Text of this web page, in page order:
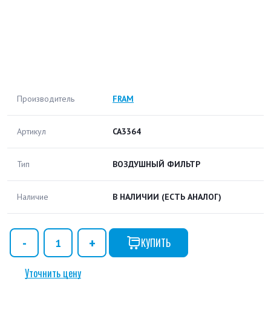
Производитель FRAM
Артикул CA3364
Тип ВОЗДУШНЫЙ ФИЛЬТР
Наличие В НАЛИЧИИ (ЕСТЬ АНАЛОГ)
КУПИТЬ
Уточнить цену